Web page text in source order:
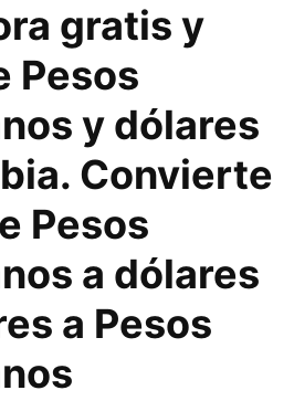
gratis y
Pesos
y dólares
Convierte
Pesos
a dólares
a Pesos